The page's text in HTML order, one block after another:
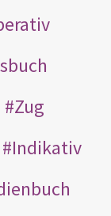
Zug
Indikativ